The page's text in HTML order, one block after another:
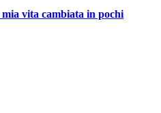
vita cambiata in pochi